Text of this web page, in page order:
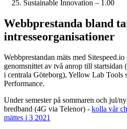
Sustainable Innovation – 1.00
Webbprestanda bland
intresseorganisationer
Webbprestandan mäts med
genomsnittet av två anrop till
i centrala Göteborg), Yellow Lab Tools
Performance.
Under semester på sommaren och jul/
bredband (4G via Telenor) - kolla vår
mättes i 3 2021